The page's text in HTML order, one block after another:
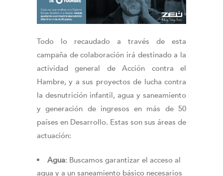
Todo lo recaudado a través de esta
campaña de colaboración irá destinado a la
actividad general de Acción contra el
Hambre, y a sus proyectos de lucha contra
la desnutrición infantil, agua y saneamiento
y generación de ingresos en más de 50
países en Desarrollo. Estas son sus áreas de
actuación:
Agua: Buscamos garantizar el acceso al
agua y a un saneamiento básico necesarios